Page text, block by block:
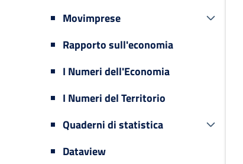
Movimprese
Rapporto sull'economia
I Numeri dell'Economia
I Numeri del Territorio
Quaderni di statistica
Dataview